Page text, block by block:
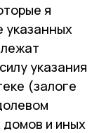
я
указанных
указания
(залоге
домов и иных